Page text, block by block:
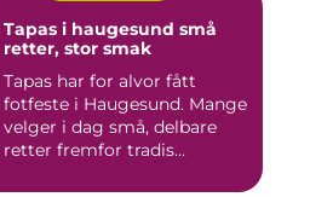
Tapas i haugesund små
retter, stor smak
Tapas har for alvor fått
fotfeste i Haugesund. Mange
velger i dag små, delbare
retter fremfor tradis...